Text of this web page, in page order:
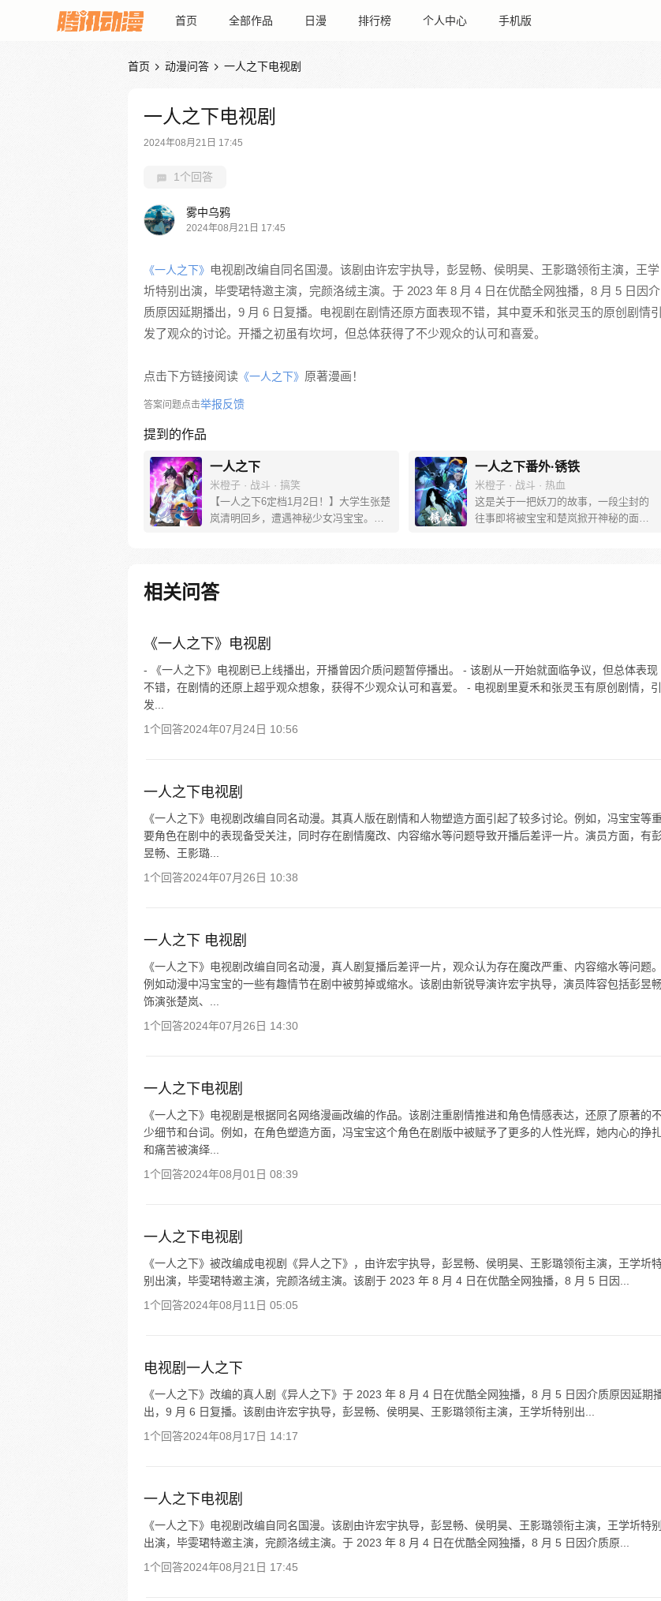
首页 全部作品 日漫 排行榜 个人中心 手机版
首页  动漫问答  一人之下电视剧
一人之下电视剧
2024年08月21日 17:45
1个回答
雾中乌鸦
2024年08月21日 17:45
《一人之下》 电视剧改编自同名国漫。该剧由许宏宇执导，彭昱畅、侯明昊、王影璐领衔主演，王学
圻特别出演，毕雯珺特邀主演，完颜洛绒主演。于 2023 年 8 月 4 日在优酷全网独播，8 月 5 日因介
质原因延期播出，9 月 6 日复播。电视剧在剧情还原方面表现不错，其中夏禾和张灵玉的原创剧情引
发了观众的讨论。开播之初虽有坎坷，但总体获得了不少观众的认可和喜爱。
点击下方链接阅读 《一人之下》 原著漫画！
答案问题点击举报反馈
提到的作品
一人之下
米橙子 · 战斗 · 搞笑
【一人之下6定档1月2日！】大学生张楚
岚清明回乡，遭遇神秘少女冯宝宝。素
己与爷爷身上的秘密，张楚岚的生活被
彻底颠覆，与冯宝宝一同踏上“异人”之
一人之下番外·锈铁
米橙子 · 战斗 · 热血
这是关于一把妖刀的故事，一段尘封的
往事即将被宝宝和楚岚掀开神秘的面
相关问答
《一人之下》电视剧
- 《一人之下》电视剧已上线播出，开播曾因介质问题暂停播出。 - 该剧从一开始就面临争议，但总体表现
不错，在剧情的还原上超乎观众想象，获得不少观众认可和喜爱。 - 电视剧里夏禾和张灵玉有原创剧情，引
发...
1个回答2024年07月24日 10:56
一人之下电视剧
《一人之下》电视剧改编自同名动漫。其真人版在剧情和人物塑造方面引起了较多讨论。例如，冯宝宝等
要角色在剧中的表现备受关注，同时存在剧情魔改、内容缩水等问题导致开播后差评一片。演员方面，有
昱畅、王影璐...
1个回答2024年07月26日 10:38
一人之下 电视剧
《一人之下》电视剧改编自同名动漫，真人剧复播后差评一片，观众认为存在魔改严重、内容缩水等问题。
例如动漫中冯宝宝的一些有趣情节在剧中被剪掉或缩水。该剧由新锐导演许宏宇执导，演员阵容包括彭昱
饰演张楚岚、...
1个回答2024年07月26日 14:30
一人之下电视剧
《一人之下》电视剧是根据同名网络漫画改编的作品。该剧注重剧情推进和角色情感表达，还原了原著的
少细节和台词。例如，在角色塑造方面，冯宝宝这个角色在剧版中被赋予了更多的人性光辉，她内心的挣
和痛苦被演绎...
1个回答2024年08月01日 08:39
一人之下电视剧
《一人之下》被改编成电视剧《异人之下》，由许宏宇执导，彭昱畅、侯明昊、王影璐领衔主演，王学圻
别出演，毕雯珺特邀主演，完颜洛绒主演。该剧于 2023 年 8 月 4 日在优酷全网独播，8 月 5 日因...
1个回答2024年08月11日 05:05
电视剧一人之下
《一人之下》改编的真人剧《异人之下》于 2023 年 8 月 4 日在优酷全网独播，8 月 5 日因介质原因延期
出，9 月 6 日复播。该剧由许宏宇执导，彭昱畅、侯明昊、王影璐领衔主演，王学圻特别出...
1个回答2024年08月17日 14:17
一人之下电视剧
《一人之下》电视剧改编自同名国漫。该剧由许宏宇执导，彭昱畅、侯明昊、王影璐领衔主演，王学圻特别
出演，毕雯珺特邀主演，完颜洛绒主演。于 2023 年 8 月 4 日在优酷全网独播，8 月 5 日因介质原...
1个回答2024年08月21日 17:45